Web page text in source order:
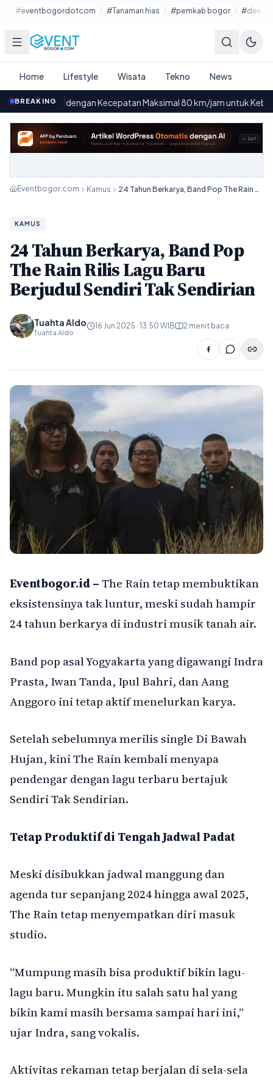
Lewati ke konten utama
#eventbogordotcom #Tanaman hias #pemkab bogor
Home Lifestyle Wisata Tekno News
BREAKING
dengan Kecepatan Maksimal 80 km/jam untuk Kebut-kebut yang
Eventbogor.com Kamus 24 Tahun Berkarya, Band Pop The Rain Rilis Lagu Baru Berjudul Sendiri Tak Sendirian
KAMUS
24 Tahun Berkarya, Band Pop
The Rain Rilis Lagu Baru
Berjudul Sendiri Tak Sendirian
Tuahta Aldo
Tuahta Aldo
16 Jun 2025 · 13.50 WIB 2 menit baca
Eventbogor.id –The Rain tetap membuktikan
eksistensinya tak luntur, meski sudah hampir
24 tahun berkarya di industri musik tanah air.
Band pop asal Yogyakarta yang digawangi Indra
Prasta, Iwan Tanda, Ipul Bahri, dan Aang
Anggoro ini tetap aktif menelurkan karya.
Setelah sebelumnya merilis single Di Bawah
Hujan, kini The Rain kembali menyapa
pendengar dengan lagu terbaru bertajuk
Sendiri Tak Sendirian.
Tetap Produktif di Tengah Jadwal Padat
Meski disibukkan jadwal manggung dan
agenda tur sepanjang 2024 hingga awal 2025,
The Rain tetap menyempatkan diri masuk
studio.
“Mumpung masih bisa produktif bikin lagu-
lagu baru. Mungkin itu salah satu hal yang
bikin kami masih bersama sampai hari ini,”
ujar Indra, sang vokalis.
Aktivitas rekaman tetap berjalan di sela-sela